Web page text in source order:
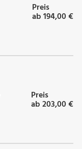
Preis
ab 194,00 €
Preis
ab 203,00 €